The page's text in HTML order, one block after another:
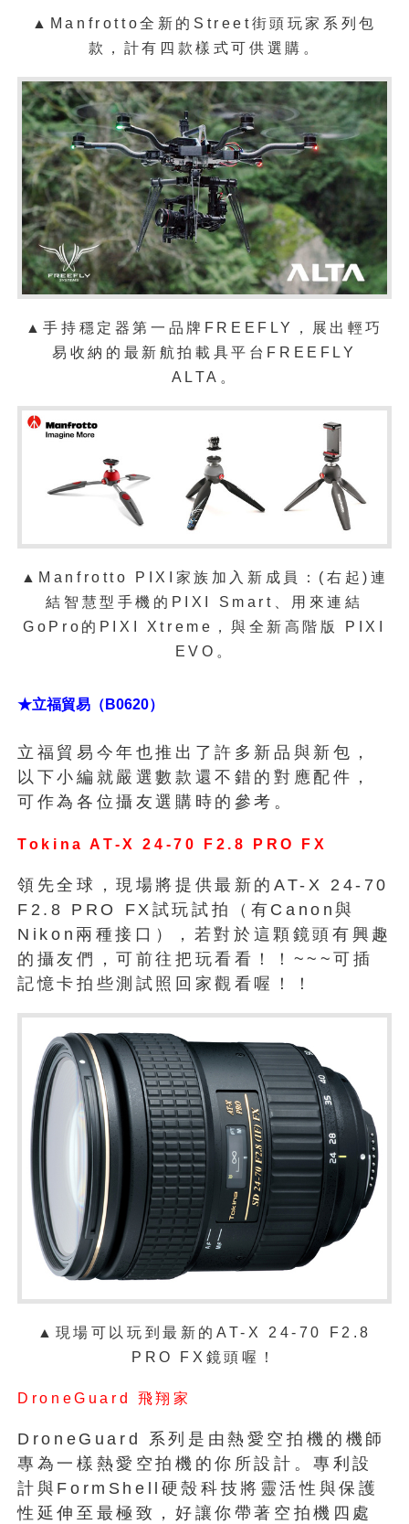
▲Manfrotto全新的Street街頭玩家系列包
款，計有四款樣式可供選購。
▲手持穩定器第一品牌FREEFLY，展出輕巧
易收納的最新航拍載具平台FREEFLY
ALTA。
▲ Manfrotto PIXI家族加入新成員：(右起)連
結智慧型手機的PIXI Smart、用來連結
GoPro的PIXI Xtreme，與全新高階版 PIXI
EVO。
★立福貿易（B0620）
立福貿易今年也推出了許多新品與新包，
以下小編就嚴選數款還不錯的對應配件，
可作為各位攝友選購時的參考。
Tokina AT-X 24-70 F2.8 PRO FX
領先全球，現場將提供最新的AT-X 24-70
F2.8 PRO FX試玩試拍（有Canon與
Nikon兩種接口），若對於這顆鏡頭有興趣
的攝友們，可前往把玩看看！！~~~可插
記憶卡拍些測試照回家觀看喔！！
▲現場可以玩到最新的AT-X 24-70 F2.8
PRO FX鏡頭喔！
DroneGuard 飛翔家
DroneGuard 系列是由熱愛空拍機的機師
專為一樣熱愛空拍機的你所設計。專利設
計與FormShell硬殼科技將靈活性與保護
性延伸至最極致，好讓你帶著空拍機四處